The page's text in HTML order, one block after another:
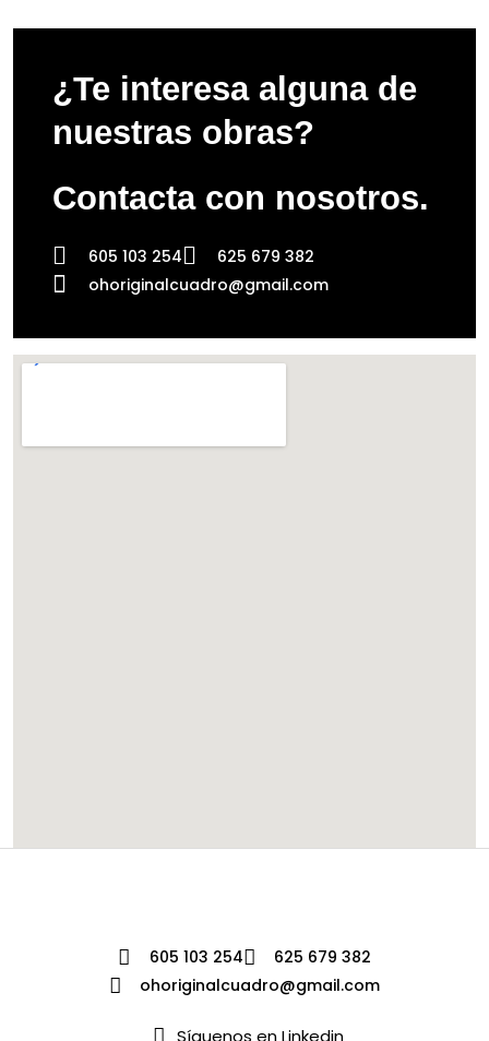
¿Te interesa alguna de
nuestras obras?
Contacta con nosotros.
605 103 254
625 679 382
ohoriginalcuadro@gmail.com
605 103 254
625 679 382
ohoriginalcuadro@gmail.com
Síguenos en Linkedin